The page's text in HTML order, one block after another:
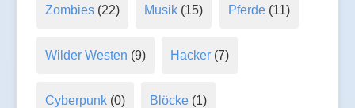
Zombies(22) Musik (15) Pferde(11)
Wilder Westen (9) Hacker (7)
Cyberpunk(0) Blöcke (1)